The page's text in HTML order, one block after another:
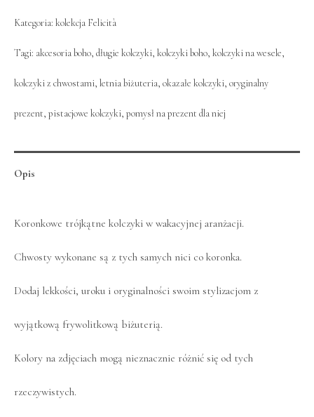
Kategoria: kolekcja Felicità
Tagi: akcesoria boho, długie kolczyki, kolczyki boho, kolczyki na wesele,
kolczyki z chwostami, letnia biżuteria, okazałe kolczyki, oryginalny
prezent, pistacjowe kolczyki, pomysł na prezent dla niej
Opis
Koronkowe trójkątne kolczyki w wakacyjnej aranżacji.
Chwosty wykonane są z tych samych nici co koronka.
Dodaj lekkości, uroku i oryginalności swoim stylizacjom z
wyjątkową frywolitkową biżuterią.
Kolory na zdjęciach mogą nieznacznie różnić się od tych
rzeczywistych.